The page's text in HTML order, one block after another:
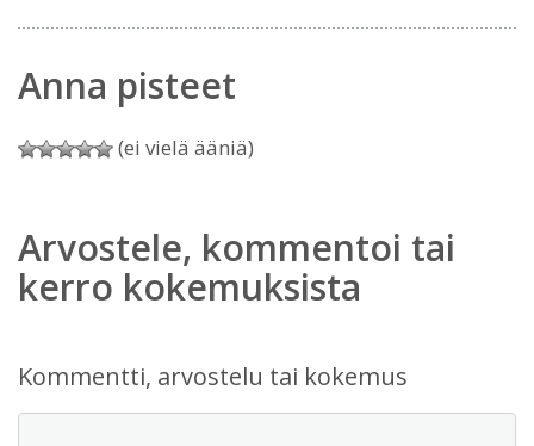
Anna pisteet
(ei vielä ääniä)
Arvostele, kommentoi tai
kerro kokemuksista
Kommentti, arvostelu tai kokemus